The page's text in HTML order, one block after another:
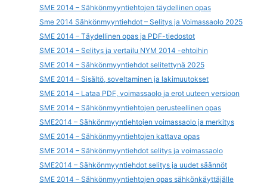
SME 2014 – Sähkönmyyntiehtojen täydellinen opas
Sme 2014 Sähkönmyyntiehdot – Selitys ja Voimassaolo 2025
SME 2014 – Täydellinen opas ja PDF-tiedostot
SME 2014 – Selitys ja vertailu NYM 2014 -ehtoihin
SME 2014 – Sähkönmyyntiehdot selitettynä 2025
SME 2014 – Sisältö, soveltaminen ja lakimuutokset
SME 2014 – Lataa PDF, voimassaolo ja erot uuteen versioon
SME 2014 – Sähkönmyyntiehtojen perusteellinen opas
SME2014 – Sähkönmyyntiehtojen voimassaolo ja merkitys
SME 2014 – Sähkönmyyntiehtojen kattava opas
SME 2014 – Sähkönmyyntiehdot selitys ja voimassaolo
SME2014 – Sähkönmyyntiehdot selitys ja uudet säännöt
SME 2014 – Sähkönmyyntiehtojen opas sähkönkäyttäjälle